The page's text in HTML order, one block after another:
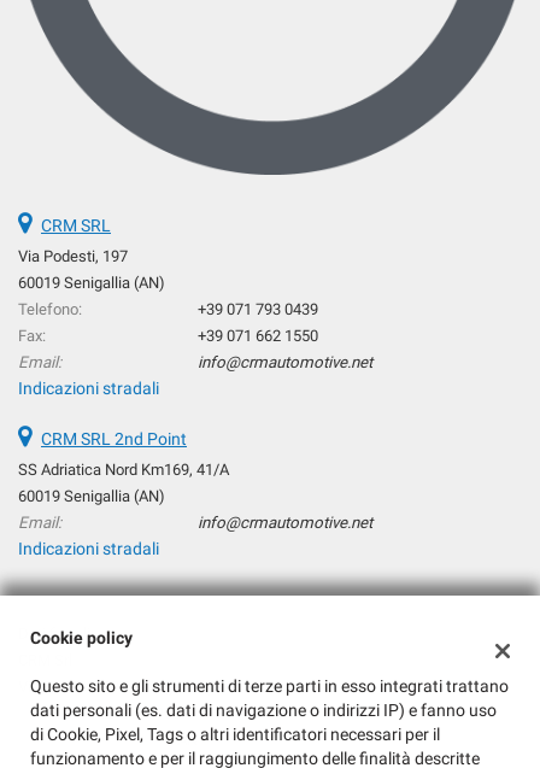
CRM SRL
Via Podesti, 197
60019 Senigallia (AN)
Telefono:
+39 071 793 0439
Fax:
+39 071 662 1550
Email:
info@crmautomotive.net
Indicazioni stradali
CRM SRL 2nd Point
SS Adriatica Nord Km169, 41/A
60019 Senigallia (AN)
Email:
info@crmautomotive.net
Indicazioni stradali
Dati fiscali:
Via Podesti, 197, Senigallia (AN)
C.F/P.IVA:04288370960
Registro delle imprese:AN
Cookie policy
Questo sito e gli strumenti di terze parti in esso integrati trattano
dati personali (es. dati di navigazione o indirizzi IP) e fanno uso
di Cookie, Pixel, Tags o altri identificatori necessari per il
funzionamento e per il raggiungimento delle finalità descritte